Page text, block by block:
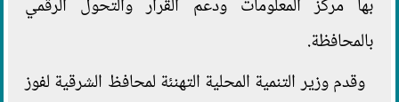
بها مركز المعلومات ودعم القرار والتحول الرقمي
بالمحافظة.
وقدم وزير التنمية المحلية التهنئة لمحافظ الشرقية لفوز